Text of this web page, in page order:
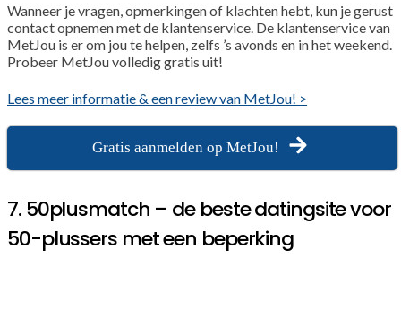
Wanneer je vragen, opmerkingen of klachten hebt, kun je gerust
contact opnemen met de klantenservice. De klantenservice van
MetJou is er om jou te helpen, zelfs ’s avonds en in het weekend.
Probeer MetJou volledig gratis uit!
Lees meer informatie & een review van MetJou! >
Gratis aanmelden op MetJou!
7. 50plusmatch – de beste datingsite voor
50-plussers met een beperking